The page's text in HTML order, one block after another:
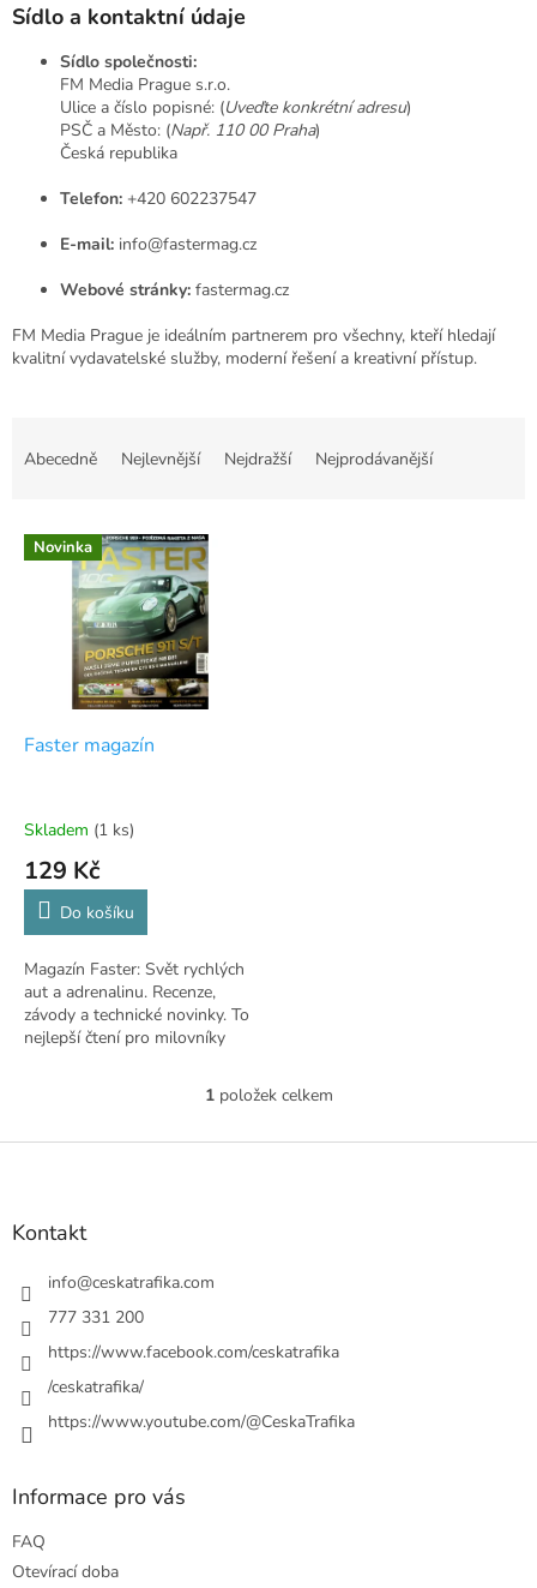
Sídlo a kontaktní údaje
Sídlo společnosti:
FM Media Prague s.r.o.
Ulice a číslo popisné: (Uveďte konkrétní adresu)
PSČ a Město: (Např. 110 00 Praha)
Česká republika
Telefon: +420 602237547
E-mail: info@fastermag.cz
Webové stránky: fastermag.cz
FM Media Prague je ideálním partnerem pro všechny, kteří hledají
kvalitní vydavatelské služby, moderní řešení a kreativní přístup.
Abecedně Nejlevnější Nejdražší Nejprodávanější
V Novinka
Faster magazín
Skladem (1 ks)
129 Kč
Do košíku
Magazín Faster: Svět rychlých
aut a adrenalinu. Recenze,
závody a technické novinky. To
nejlepší čtení pro milovníky
O
l
k
ý
1položek celkem
Z
Kontakt
info@ceskatrafika.com
777 331 200
https://www.facebook.com/ceskatrafika
/ceskatrafika/
https://www.youtube.com/@CeskaTrafika
Informace pro vás
FAQ
Otevírací doba